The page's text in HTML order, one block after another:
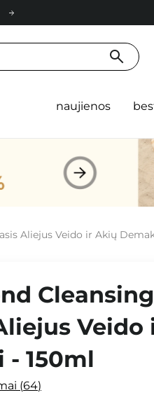
naujienos
Aliejus Veido ir Akių
Veido
- 150ml
64